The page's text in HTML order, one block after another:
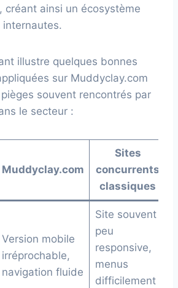
créant ainsi un écosystème
internautes.
illustre quelques bonnes
sur Muddyclay.com
souvent rencontrés par
le secteur :
Muddyclay.com
Sites
concurrents
classiques
Version mobile
irréprochable,
navigation fluide
Site souvent
peu
responsive,
menus
difficilement